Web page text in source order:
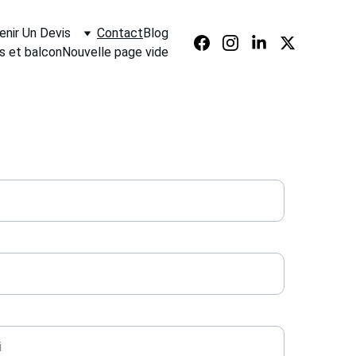
Un Devis ContactBlog
et balconNouvelle page vide